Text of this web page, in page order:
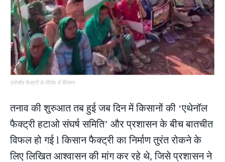
एथेनॉल फैक्ट्री के विरोध में किसान
तनाव की शुरुआत तब हुई जब दिन में किसानों की ‘एथेनॉल
फैक्ट्री हटाओ संघर्ष समिति’ और प्रशासन के बीच बातचीत
विफल हो गई l किसान फैक्ट्री का निर्माण तुरंत रोकने के
लिए लिखित आश्वासन की मांग कर रहे थे, जिसे प्रशासन ने